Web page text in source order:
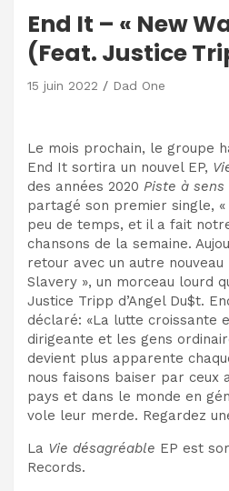
End It – « New
(Feat. Justice
15 juin 2022 Dad One
Le mois prochain, le groupe
End It sortira un nouvel EP,
des années 2020 Piste à sens
partagé son premier single,
peu de temps, et il a fait
chansons de la semaine.
retour avec un autre nouveau
Slavery », un morceau lourd
Justice Tripp d’Angel Du$t.
déclaré: «La lutte croissante
dirigeante et les gens
devient plus apparente
nous faisons baiser par ceux
pays et dans le monde en
vole leur merde. Regardez
La Vie désagréable EP est
Records.